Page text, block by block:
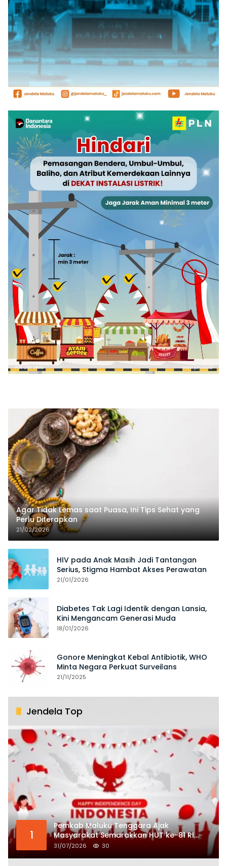
Agar Tidak Lemas saat Puasa, Ini Tips Sehat yang
Perlu Diterapkan
21/02/2026
HIV pada Anak Masih Jadi Tantangan
Serius, Stigma Hambat Akses Perawatan
21/01/2026
Diabetes Tak Lagi Identik dengan Lansia,
Kini Mengancam Generasi Muda
18/01/2026
Gonore Meningkat Kebal Antibiotik, WHO
Minta Negara Perkuat Surveilans
21/11/2025
Jendela Top
1
Pemkab Maluku Tenggara Ajak
Masyarakat Semarakkan HUT ke-81 RI
dengan Semangat Nasionalisme
31/07/2026 30